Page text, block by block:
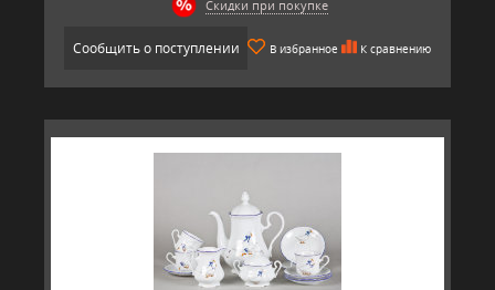
Скидки при покупке
Сообщить о поступлении В избранное К сравнению